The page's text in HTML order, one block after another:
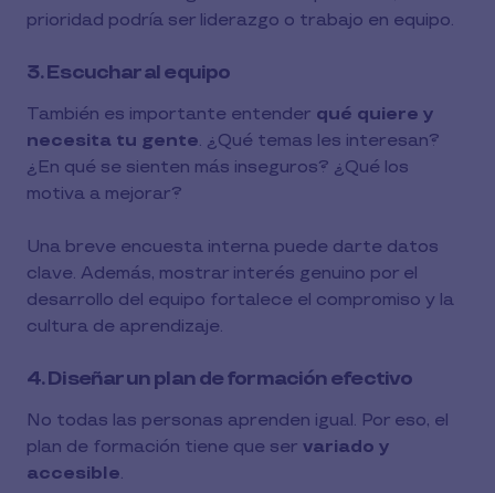
prioridad podría ser liderazgo o trabajo en equipo.
3. Escuchar al equipo
También es importante entender qué quiere y
necesita tu gente. ¿Qué temas les interesan?
¿En qué se sienten más inseguros? ¿Qué los
motiva a mejorar?
Una breve encuesta interna puede darte datos
clave. Además, mostrar interés genuino por el
desarrollo del equipo fortalece el compromiso y la
cultura de aprendizaje.
4. Diseñar un plan de formación efectivo
No todas las personas aprenden igual. Por eso, el
plan de formación tiene que ser variado y
accesible.